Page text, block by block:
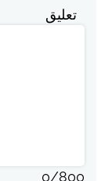
تعليق
0/800